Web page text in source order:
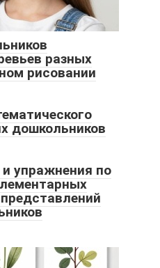
разных
рисовании
дошкольников
упражнения по